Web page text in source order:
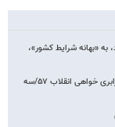
«بهانه شرایط کشور»،
جنبش جوانان بازگشتی است به احیاء شعار کرامت و برابری خواهی انقلاب ۵۷/سه